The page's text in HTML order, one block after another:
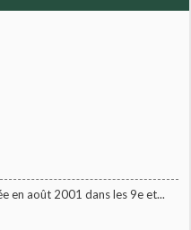
en août 2001 dans les 9e et...